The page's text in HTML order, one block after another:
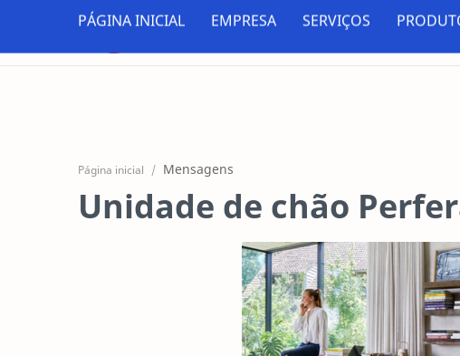
PÁGINA INICIAL EMPRESA SERVIÇOS
Página inicial Mensagens
Unidade de chão